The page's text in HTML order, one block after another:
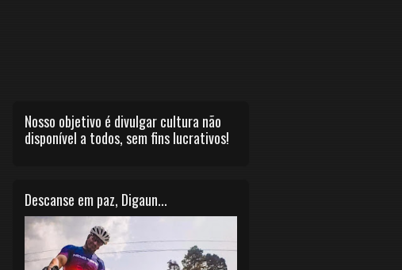
Nosso objetivo é divulgar cultura não
disponível a todos, sem fins lucrativos!
Descanse em paz, Digaun...